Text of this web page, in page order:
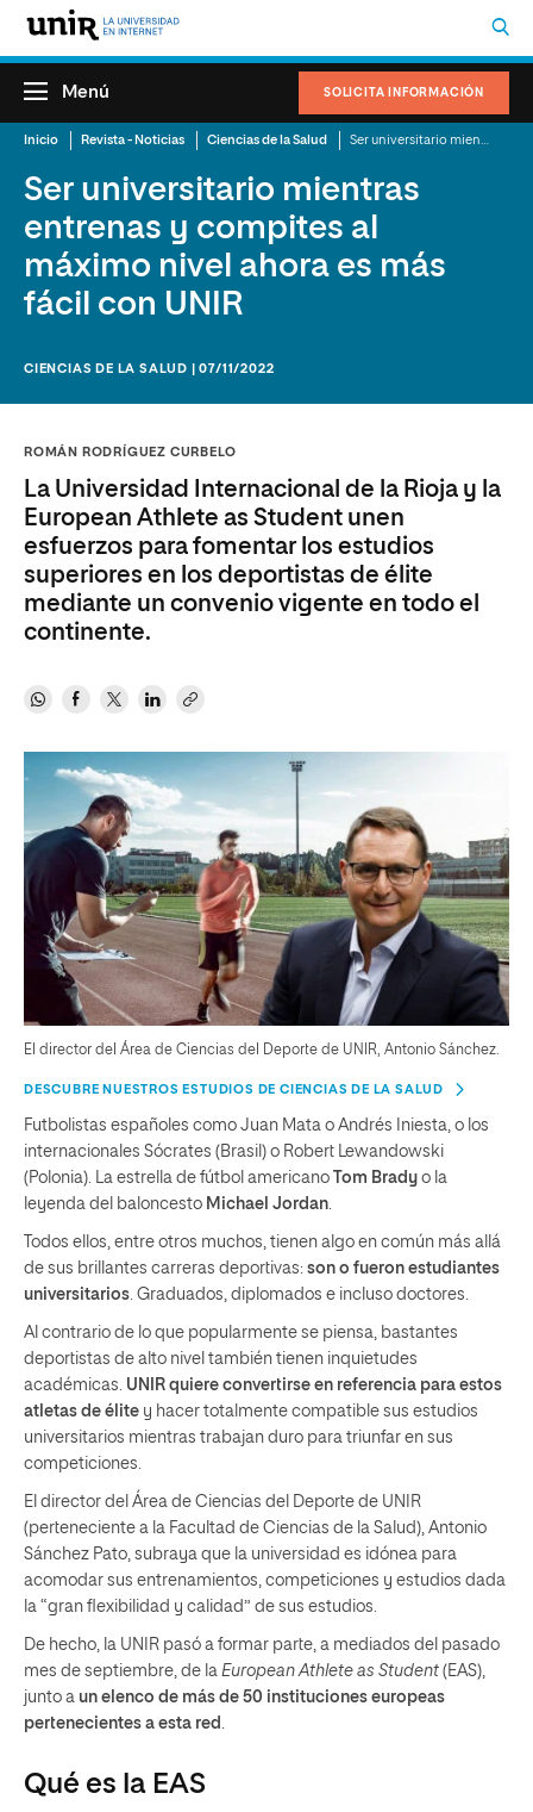
SOLICITA INFORMACIÓN
Menú
Inicio Revista - Noticias Ciencias de la Salud
Ser universitario mientras
entrenas y compites al
máximo nivel ahora es más
fácil con UNIR
CIENCIAS DE LA SALUD | 07/11/2022
ROMÁN RODRÍGUEZ CURBELO
La Universidad Internacional de la Rioja y la
European Athlete as Student unen
esfuerzos para fomentar los estudios
superiores en los deportistas de élite
mediante un convenio vigente en todo el
continente.
El director del Área de Ciencias del Deporte de UNIR, Antonio Sánchez.
DESCUBRE NUESTROS ESTUDIOS DE CIENCIAS DE LA SALUD
Futbolistas españoles como Juan Mata o Andrés Iniesta, o los
internacionales Sócrates (Brasil) o Robert Lewandowski
(Polonia). La estrella de fútbol americano Tom Brady o la
leyenda del baloncesto Michael Jordan
Todos ellos, entre otros muchos, tienen algo en común más allá
de sus brillantes carreras deportivas: son o fueron estudiantes
universitarios . Graduados, diplomados e incluso doctores.
Al contrario de lo que popularmente se piensa, bastantes
deportistas de alto nivel también tienen inquietudes
académicas. UNIR quiere convertirse en referencia para estos
atletas de élite y hacer totalmente compatible sus estudios
universitarios mientras trabajan duro para triunfar en sus
competiciones.
El director del Área de Ciencias del Deporte de UNIR
(perteneciente a la Facultad de Ciencias de la Salud), Antonio
Sánchez Pato, subraya que la universidad es idónea para
acomodar sus entrenamientos, competiciones y estudios dada
la “gran flexibilidad y calidad” de sus estudios.
De hecho, la UNIR pasó a formar parte, a mediados del pasado
mes de septiembre, de la European Athlete as Student (EAS),
junto a un elenco de más de 50 instituciones europeas
pertenecientes a esta red
Qué es la EAS